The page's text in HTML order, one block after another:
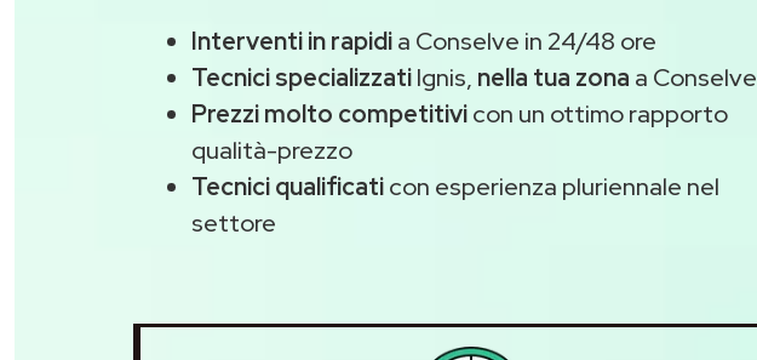
Interventi in rapidia Conselve in 24/48 ore
Tecnici specializzatiIgnis, nella tua zona a Conselve
Prezzi molto competitivicon un ottimo rapporto
qualità-prezzo
Tecnici qualificaticon esperienza pluriennale nel
settore